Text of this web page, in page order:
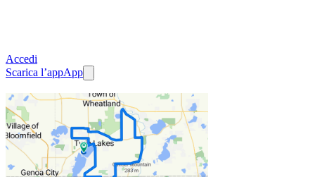
Accedi
Scarica l’appApp